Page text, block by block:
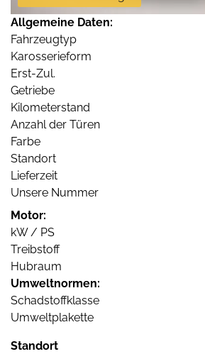
Allgemeine Daten:
Fahrzeugtyp
Karosserieform
Erst-Zul.
Getriebe
Kilometerstand
Anzahl der Türen
Farbe
Standort
Lieferzeit
Unsere Nummer
Motor:
kW / PS
Treibstoff
Hubraum
Umweltnormen:
Schadstoffklasse
Umweltplakette
Standort